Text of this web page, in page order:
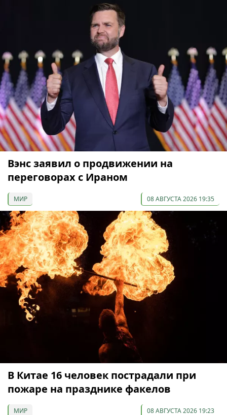
Вэнс заявил о продвижении на
переговорах с Ираном
МИР 08 АВГУСТА 2026 19:35
В Китае 16 человек пострадали при
пожаре на празднике факелов
МИР 08 АВГУСТА 2026 19:23